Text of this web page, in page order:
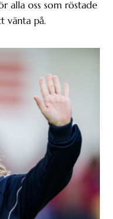
alla oss som röstade
vänta på.